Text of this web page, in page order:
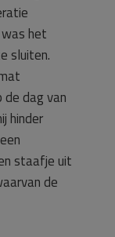
het
sluiten.
dag van
hinder
staafje uit
de